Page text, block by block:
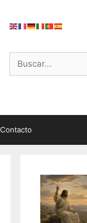
Buscar:
Contacto